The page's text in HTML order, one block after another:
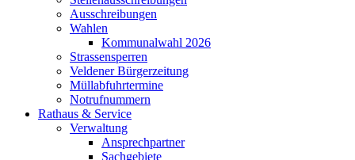
Ausschreibungen
Wahlen
Kommunalwahl 2026
Strassensperren
Veldener Bürgerzeitung
Müllabfuhrtermine
Notrufnummern
Rathaus & Service
Verwaltung
Ansprechpartner
Sachgebiete